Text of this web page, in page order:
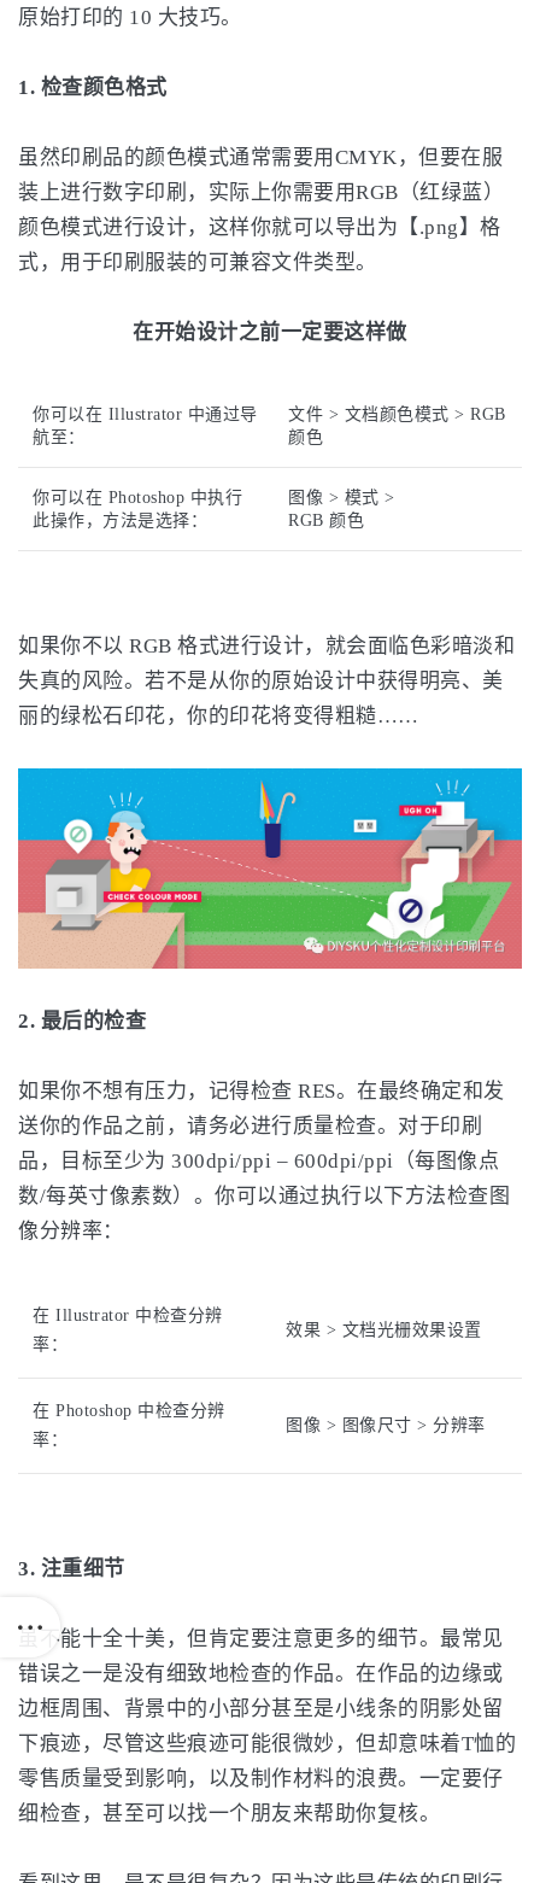
原始打印的 10 大技巧。
1. 检查颜色格式
虽然印刷品的颜色模式通常需要用CMYK，但要在服
装上进行数字印刷，实际上你需要用RGB（红绿蓝）
颜色模式进行设计，这样你就可以导出为【.png】格
式，用于印刷服装的可兼容文件类型。
在开始设计之前一定要这样做
你可以在 Illustrator 中通过导
航至：
文件 > 文档颜色模式 > RGB
颜色
你可以在 Photoshop 中执行
此操作，方法是选择：
图像 > 模式 >
RGB 颜色
如果你不以 RGB 格式进行设计，就会面临色彩暗淡和
失真的风险。若不是从你的原始设计中获得明亮、美
丽的绿松石印花，你的印花将变得粗糙……
2. 最后的检查
如果你不想有压力，记得检查 RES。在最终确定和发
送你的作品之前，请务必进行质量检查。对于印刷
品，目标至少为 300dpi/ppi – 600dpi/ppi（每图像点
数/每英寸像素数）。你可以通过执行以下方法检查图
像分辨率：
在 Illustrator 中检查分辨
率：
效果 > 文档光栅效果设置
在 Photoshop 中检查分辨
率：
图像 > 图像尺寸 > 分辨率
3. 注重细节
虽不能十全十美，但肯定要注意更多的细节。最常见
错误之一是没有细致地检查的作品。在作品的边缘或
边框周围、背景中的小部分甚至是小线条的阴影处留
下痕迹，尽管这些痕迹可能很微妙，但却意味着T恤的
零售质量受到影响，以及制作材料的浪费。一定要仔
细检查，甚至可以找一个朋友来帮助你复核。